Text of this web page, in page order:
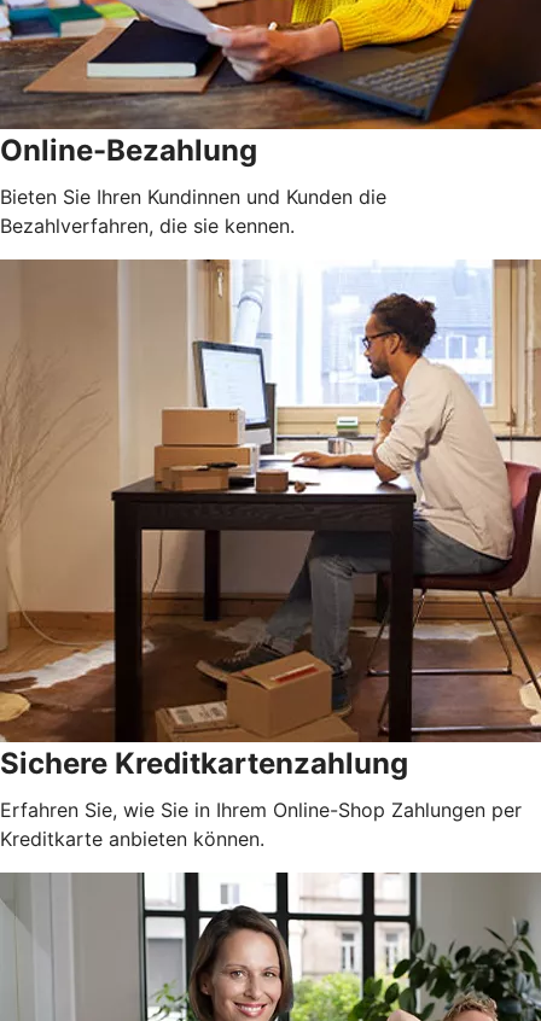
Online-Bezahlung
Bieten Sie Ihren Kundinnen und Kunden die
Bezahlverfahren, die sie kennen.
Sichere Kreditkartenzahlung
Erfahren Sie, wie Sie in Ihrem Online-Shop Zahlungen per
Kreditkarte anbieten können.